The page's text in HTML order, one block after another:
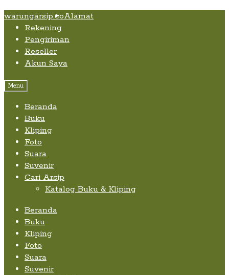
Skip
content
Skip
navigation
Skip
content
warungarsip.coAlamat
Rekening
Pengiriman
Reseller
Akun Saya
Menu
Beranda
Buku
Kliping
Foto
Suara
Suvenir
Cari Arsip
Katalog Buku & Kliping
Beranda
Buku
Kliping
Foto
Suara
Suvenir